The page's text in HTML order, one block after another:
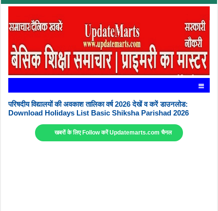
परिषदीय विद्यालयों की अवकाश तालिका वर्ष 2026 देखें व करें डाउनलोड:
Download Holidays List Basic Shiksha Parishad 2026
खबरों के लिए Follow करें Updatemarts.com चैनल